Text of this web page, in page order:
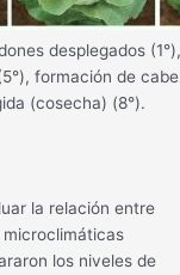
desplegados
formación de
(cosecha) (8°).
la relación entre
microclimáticas
los niveles de